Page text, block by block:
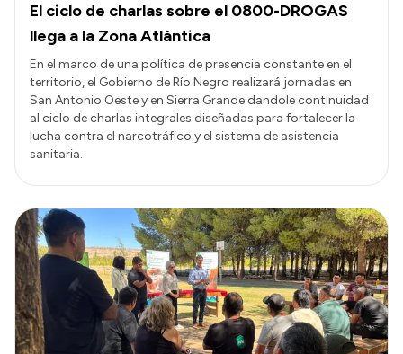
El ciclo de charlas sobre el 0800-DROGAS
llega a la Zona Atlántica
En el marco de una política de presencia constante en el
territorio, el Gobierno de Río Negro realizará jornadas en
San Antonio Oeste y en Sierra Grande dandole continuidad
al ciclo de charlas integrales diseñadas para fortalecer la
lucha contra el narcotráfico y el sistema de asistencia
sanitaria.